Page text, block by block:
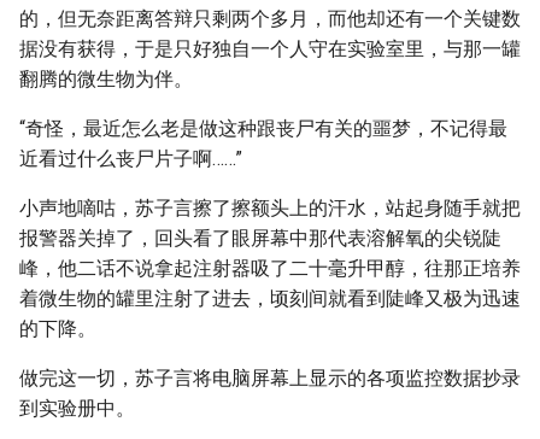
的，但无奈距离答辩只剩两个多月，而他却还有一个关键数
据没有获得，于是只好独自一个人守在实验室里，与那一罐
翻腾的微生物为伴。
“奇怪，最近怎么老是做这种跟丧尸有关的噩梦，不记得最
近看过什么丧尸片子啊……”
小声地嘀咕，苏子言擦了擦额头上的汗水，站起身随手就把
报警器关掉了，回头看了眼屏幕中那代表溶解氧的尖锐陡
峰，他二话不说拿起注射器吸了二十毫升甲醇，往那正培养
着微生物的罐里注射了进去，顷刻间就看到陡峰又极为迅速
的下降。
做完这一切，苏子言将电脑屏幕上显示的各项监控数据抄录
到实验册中。